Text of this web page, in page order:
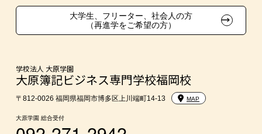
学費
東京経営大学への3年次編入学
入学前Web通信講座
大学・短期大学・公務員併願制度
大学生、フリーター、社会人の方
（再進学をご希望の方）
学校法人 大原学園
大原簿記ビジネス専門学校福岡校
〒812-0026 福岡県福岡市博多区上川端町14-13 MAP
大原学園 総合受付